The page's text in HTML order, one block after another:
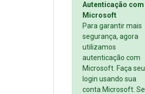
Autenticação com
Microsoft
Para garantir mais
segurança, agora
utilizamos
autenticação com
Microsoft. Faça seu
login usando sua
conta Microsoft. Se